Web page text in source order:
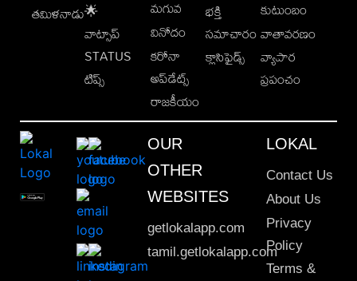
తమిళనాడు🌟
వాట్సాప్
STATUS
టిప్స్
మగువ
వినోదం
కరోనా
అప్‌డేట్స్
రాజకీయం
భక్తి
సమాచారం
క్లాసిఫైడ్స్
కుటుంబం
వాతావరణం
వ్యాపార
ప్రపంచం
OUR
OTHER
WEBSITES
getlokalapp.com
tamil.getlokalapp.com
LOKAL
Contact Us
About Us
Privacy
Policy
Terms &